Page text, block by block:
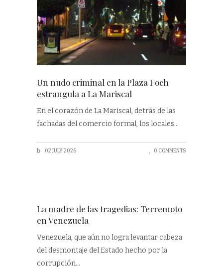
Un nudo criminal en la Plaza Foch
estrangula a La Mariscal
En el corazón de La Mariscal, detrás de las
fachadas del comercio formal, los locales
02 JULY 2026 0 COMMENTS
La madre de las tragedias: Terremoto
en Venezuela
Venezuela, que aún no logra levantar cabeza
del desmontaje del Estado hecho por la
corrupción